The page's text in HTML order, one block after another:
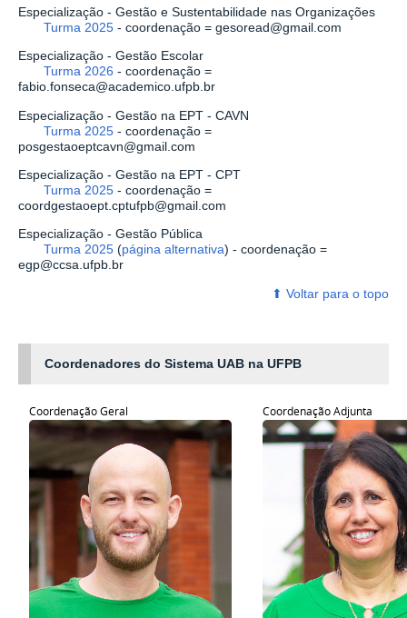
Especialização - Gestão e Sustentabilidade nas Organizações
Turma 2025 - coordenação = gesoread@gmail.com
Especialização - Gestão Escolar
Turma 2026 - coordenação =
fabio.fonseca@academico.ufpb.br
Especialização - Gestão na EPT - CAVN
Turma 2025 - coordenação =
posgestaoeptcavn@gmail.com
Especialização - Gestão na EPT - CPT
Turma 2025 - coordenação =
coordgestaoept.cptufpb@gmail.com
Especialização - Gestão Pública
Turma 2025 (página alternativa) - coordenação =
egp@ccsa.ufpb.br
⬆ ‎Voltar para o topo
Coordenadores do Sistema UAB na UFPB
Coordenação Geral Coordenação Adjunta